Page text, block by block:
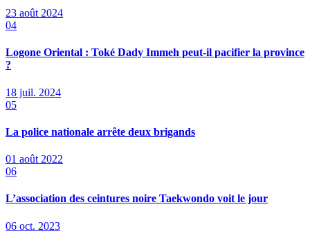
23 août 2024
04
Logone Oriental : Toké Dady Immeh peut-il pacifier la province
?
18 juil. 2024
05
La police nationale arrête deux brigands
01 août 2022
06
L’association des ceintures noire Taekwondo voit le jour
06 oct. 2023